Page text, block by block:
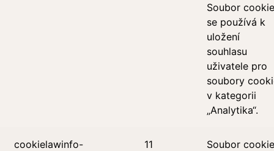
Soubor cookie
se používá k
uložení
souhlasu
uživatele pro
soubory
v kategorii
„Analytika“.
cookielawinfo-
11
Soubor cookie